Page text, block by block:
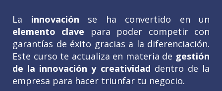
La innovación se ha convertido en un
elemento clave para poder competir con
garantías de éxito gracias a la diferenciación.
Este curso te actualiza en materia de gestión
de la innovación y creatividad dentro de la
empresa para hacer triunfar tu negocio.